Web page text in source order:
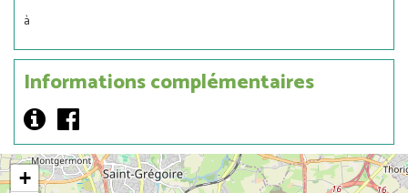
à
Informations complémentaires
Lien
externe
Lien
externe
+